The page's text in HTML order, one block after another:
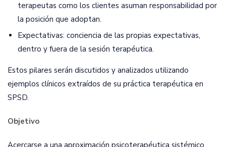
terapeutas como los clientes asuman responsabilidad por
la posición que adoptan.
Expectativas: conciencia de las propias expectativas,
dentro y fuera de la sesión terapéutica.
Estos pilares serán discutidos y analizados utilizando
ejemplos clínicos extraídos de su práctica terapéutica en
SPSD.
Objetivo
Acercarse a una aproximación psicoterapéutica sistémico